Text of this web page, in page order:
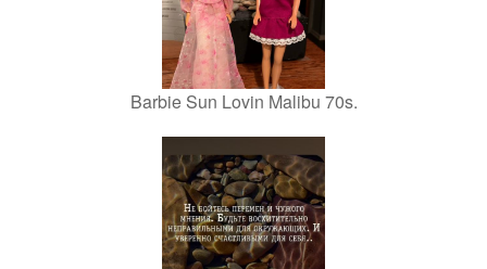
Barbie Sun Lovin Malibu 70s.